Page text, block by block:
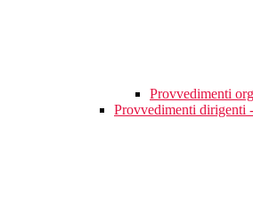
Provvedimenti
Provvedimenti dirigenti